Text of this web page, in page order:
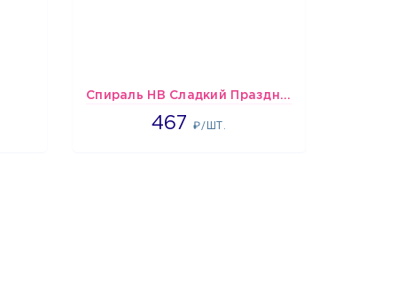
Спираль HB Сладкий Праздник, 12 шт.
467₽/ШТ.
467